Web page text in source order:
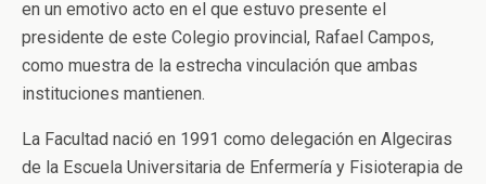
en un emotivo acto en el que estuvo presente el
presidente de este Colegio provincial, Rafael Campos,
como muestra de la estrecha vinculación que ambas
instituciones mantienen.
La Facultad nació en 1991 como delegación en Algeciras
de la Escuela Universitaria de Enfermería y Fisioterapia de